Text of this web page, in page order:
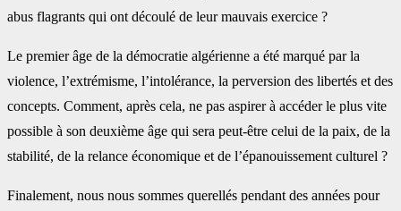
abus flagrants qui ont découlé de leur mauvais exercice ?
Le premier âge de la démocratie algérienne a été marqué par la
violence, l’extrémisme, l’intolérance, la perversion des libertés et des
concepts. Comment, après cela, ne pas aspirer à accéder le plus vite
possible à son deuxième âge qui sera peut-être celui de la paix, de la
stabilité, de la relance économique et de l’épanouissement culturel ?
Finalement, nous nous sommes querellés pendant des années pour